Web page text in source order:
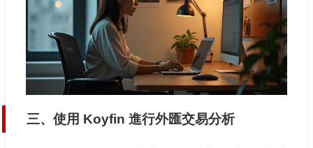
三、使用 Koyfin 進行外匯交易分析